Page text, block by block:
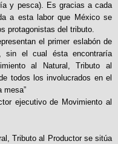
y pesca). Es gracias a cada
a esta labor que México se
protagonistas del tributo.
el primer eslabón de
sin el cual ésta encontraría
al Natural, Tributo al
todos los involucrados en el
mesa”
de Movimiento al
Tributo al Productor se sitúa